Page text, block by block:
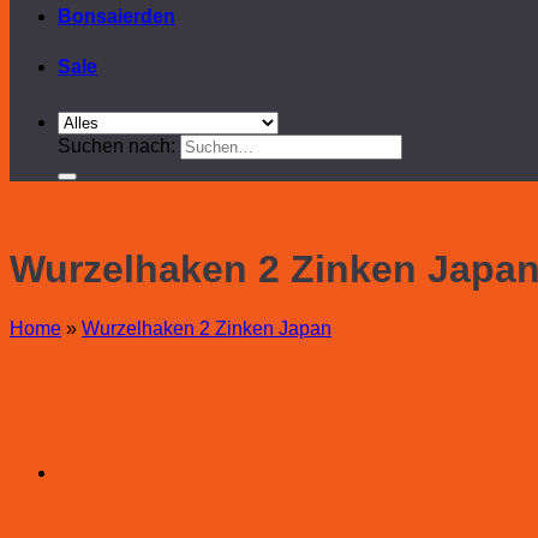
Bonsaierden
Sale
Suchen nach:
Wurzelhaken 2 Zinken
Home » Wurzelhaken 2 Zinken Japan